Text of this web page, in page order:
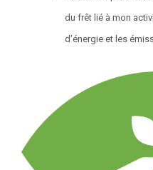
du frêt lié à mon
d’énergie et les